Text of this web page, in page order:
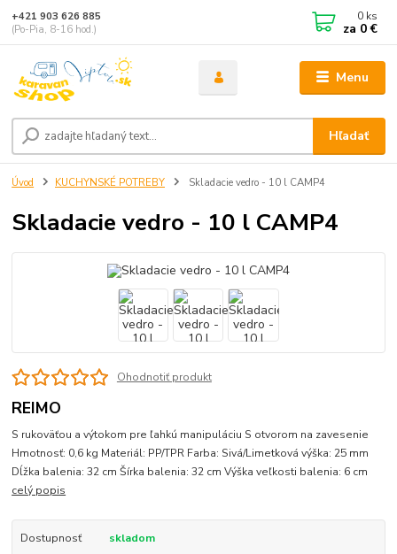
Menu
Hľadať
+421 903 626 885
(Po-Pia, 8-16 hod.)
0 ks
za 0 €
Úvod KUCHYNSKÉ POTREBY Skladacie vedro - 10 l CAMP4
Skladacie vedro - 10 l CAMP4
Ohodnotiť produkt
REIMO
S rukoväťou a výtokom pre ľahkú manipuláciu S otvorom na zavesenie
Hmotnosť: 0,6 kg Materiál: PP/TPR Farba: Sivá/Limetková výška: 25 mm
Dĺžka balenia: 32 cm Šírka balenia: 32 cm Výška veľkosti balenia: 6 cm
celý popis
Dostupnosť skladom